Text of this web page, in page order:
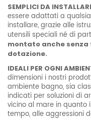
SEMPLICI DA
essere adattati a
installare, grazie alle
utensili speciali né di
montato anche senza
dotazione.
IDEALI PER OGNI
dimensioni i nostri
ambiente bagno, sia
indicati per soluzioni di
vicino al mare in quanto
tempo, alle aggressioni